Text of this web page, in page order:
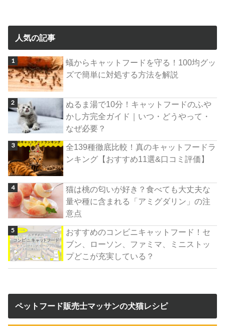
人気の記事
蟻からキャットフードを守る！100均グッ
ズで簡単に対処する方法を解説
ぬるま湯で10分！キャットフードのふや
かし方完全ガイド｜いつ・どうやって・
なぜ必要？
全139種徹底比較！真のキャットフードラ
ンキング【おすすめ11選&口コミ評価】
猫は桃の匂いが好き？食べても大丈夫な
量や種に含まれる「アミグダリン」の注
意点
おすすめのコンビニキャットフード！セ
ブン、ローソン、ファミマ、ミニストッ
プどこが充実している？
ペットフード販売士マッサンの犬猫レシピ